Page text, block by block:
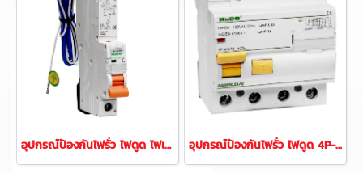
อุปกรณ์ป้องกันไฟรั่ว ไฟดูด ไฟเกิน ไฟช็อต 10KA (1P+N) อุปกรณ์ป้องกันไฟรั่ว ไฟดูด 4P-4โมดูล